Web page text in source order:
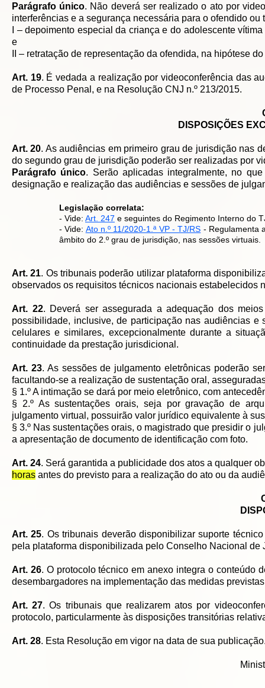
Parágrafo único. Não deverá ser realizado o ato por
interferências e a segurança necessária para o ofendido
I – depoimento especial da criança e do adolescente
e
II – retratação de representação da ofendida, na hipótese do
Art. 19. É vedada a realização por videoconferência das
de Processo Penal, e na Resolução CNJ n.º 213/2015.
DISPOSIÇÕES
Art. 20. As audiências em primeiro grau de jurisdição nas
do segundo grau de jurisdição poderão ser realizadas por
Parágrafo único. Serão aplicadas integralmente, no
designação e realização das audiências e sessões de
Legislação correlata:
- Vide: Art. 247 e seguintes do Regimento Interno do
- Vide: Ato n.º 11/2020-1.ª VP - TJ/RS - Regulamenta
âmbito do 2.º grau de jurisdição, nas sessões virtuais.
Art. 21. Os tribunais poderão utilizar plataforma
observados os requisitos técnicos nacionais estabelecidos
Art. 22. Deverá ser assegurada a adequação dos
possibilidade, inclusive, de participação nas audiências
celulares e similares, excepcionalmente durante a
continuidade da prestação jurisdicional.
Art. 23. As sessões de julgamento eletrônicas poderão
facultando-se a realização de sustentação oral,
§ 1.º A intimação se dará por meio eletrônico, com
§ 2.º As sustentações orais, seja por gravação de
julgamento virtual, possuirão valor jurídico equivalente à
§ 3.º Nas sustentações orais, o magistrado que presidir o
a apresentação de documento de identificação com foto.
Art. 24. Será garantida a publicidade dos atos a qualquer
horas antes do previsto para a realização do ato ou da
Art. 25. Os tribunais deverão disponibilizar suporte
pela plataforma disponibilizada pelo Conselho Nacional de
Art. 26. O protocolo técnico em anexo integra o conteúdo
desembargadores na implementação das medidas
Art. 27. Os tribunais que realizarem atos por
protocolo, particularmente às disposições transitórias
Art. 28. Esta Resolução em vigor na data de sua